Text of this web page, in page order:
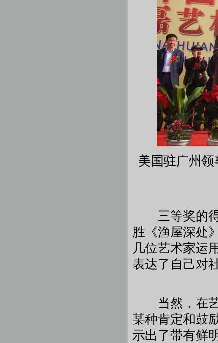
美国驻广州
三等奖的得
胜《渔屋深处
几位艺术家运
表达了自己对
当然，在艺
某种肯定和鼓
示出了带有鲜